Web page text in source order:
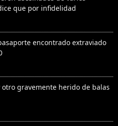
que por infidelidad
encontrado extraviado
otro gravemente herido de balas